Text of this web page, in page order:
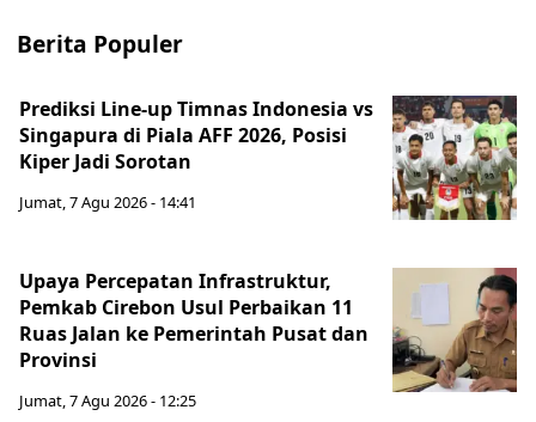
Berita Populer
Prediksi Line-up Timnas Indonesia vs
Singapura di Piala AFF 2026, Posisi
Kiper Jadi Sorotan
Jumat, 7 Agu 2026 - 14:41
Upaya Percepatan Infrastruktur,
Pemkab Cirebon Usul Perbaikan 11
Ruas Jalan ke Pemerintah Pusat dan
Provinsi
Jumat, 7 Agu 2026 - 12:25